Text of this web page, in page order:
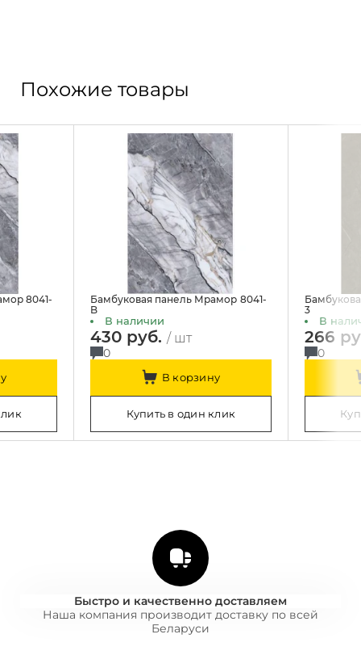
Похожие товары
8041-
Бамбуковая панель Мрамор 8041-
B
В наличии
430 руб./ шт
0
В корзину
Купить в один клик
3
В
266
0
Быстро и качественно доставляем
Наша компания производит доставку по всей
Беларуси